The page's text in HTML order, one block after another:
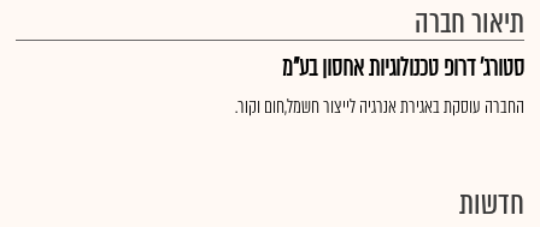
תיאור חברה
סטורג' דרופ טכנולוגיות אחסון בע"מ
החברה עוסקת באגירת אנרגיה לייצור חשמל,חום וקור.
חדשות